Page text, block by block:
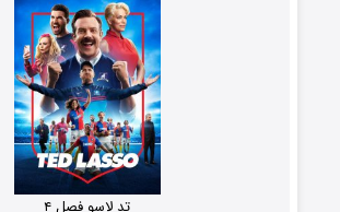
تد لاسو فصل ۴